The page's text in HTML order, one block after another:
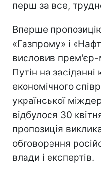
перш за все,
Вперше
«Газпрому» і
висловив
Путін на засіданні
економічного
української
відбулося 30
пропозиція
обговорення
влади і експертів.